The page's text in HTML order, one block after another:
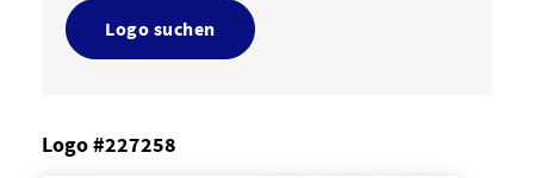
Logo suchen
Logo #227258